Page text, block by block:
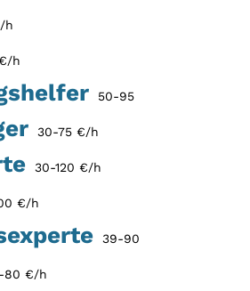
h
h
50-95
30-75 €/h
30-120 €/h
€/h
39-90
80 €/h